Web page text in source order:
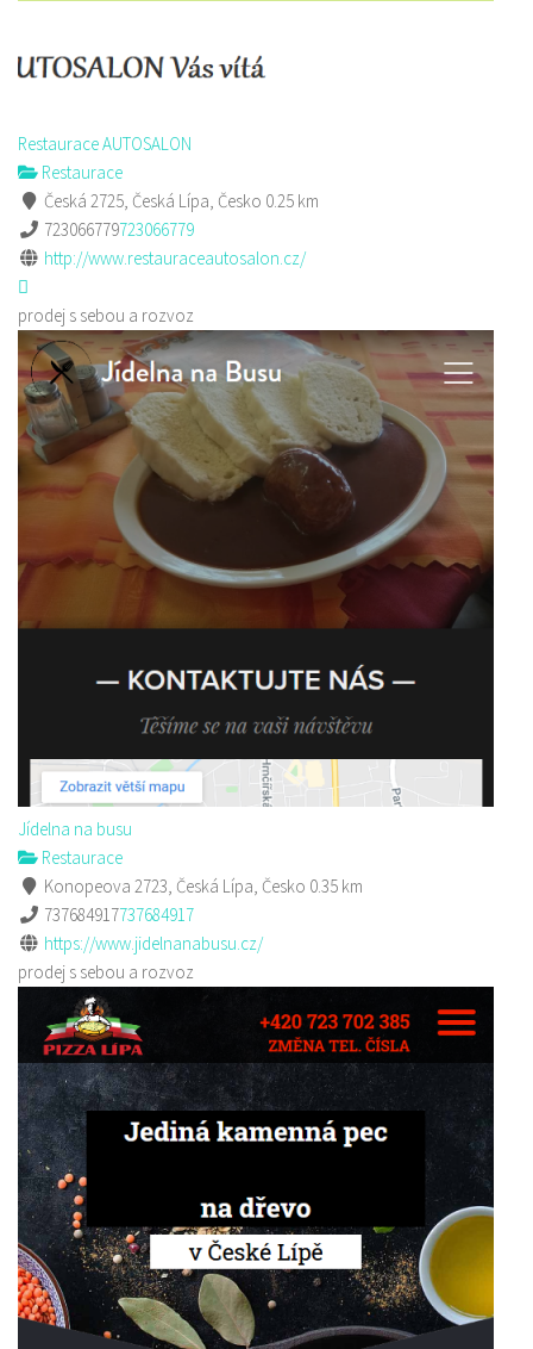
Restaurace AUTOSALON
Restaurace
Česká 2725, Česká Lípa, Česko 0.25 km
723066779723066779
http://www.restauraceautosalon.cz/
prodej s sebou a rozvoz
Jídelna na busu
Restaurace
Konopeova 2723, Česká Lípa, Česko 0.35 km
737684917737684917
https://www.jidelnanabusu.cz/
prodej s sebou a rozvoz